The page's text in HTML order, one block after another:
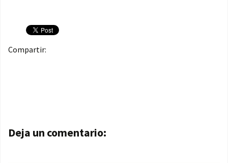
Compartir:
Navegación de entradas
Deja un comentario: